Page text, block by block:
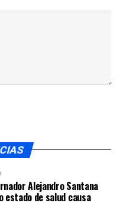
Alejandro Santana
estado de salud causa